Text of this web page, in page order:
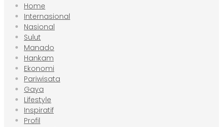
Home
Internasional
Nasional
Sulut
Manado
Hankam
Ekonomi
Pariwisata
Gaya
Lifestyle
Inspiratif
Profil